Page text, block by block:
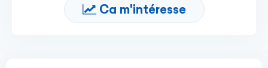
Ca m'intéresse